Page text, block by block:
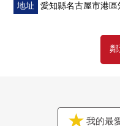
地址 愛知縣名古屋市港區
我的最